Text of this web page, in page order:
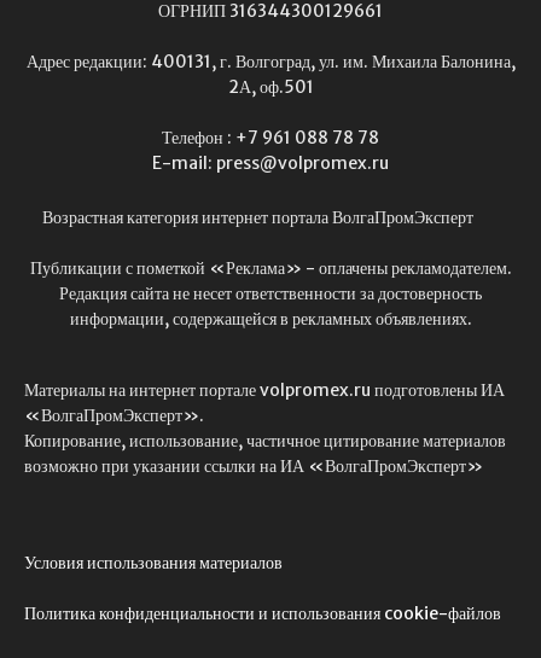
ОГРНИП 316344300129661
Адрес редакции: 400131, г. Волгоград, ул. им. Михаила Балонина,
2А, оф.501
Телефон : +7 961 088 78 78
E-mail: press@volpromex.ru
Возрастная категория интернет портала ВолгаПромЭксперт
Публикации с пометкой «Реклама» - оплачены рекламодателем.
Редакция сайта не несет ответственности за достоверность
информации, содержащейся в рекламных объявлениях.
Материалы на интернет портале volpromex.ru подготовлены ИА
«ВолгаПромЭксперт».
Копирование, использование, частичное цитирование материалов
возможно при указании ссылки на ИА «ВолгаПромЭксперт»
Условия использования материалов
Политика конфиденциальности и использования cookie-файлов